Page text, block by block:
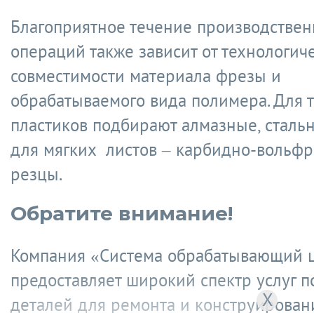
Благоприятное течение
операций также зависит от
совместимости материала фрезы и
обрабатываемого вида полимера. Для
пластиков подбирают алмазные,
для мягких листов – карбидно-
резцы.
Обратите внимание!
Компания «Система обрабатывающий
предоставляет широкий спектр услуг
деталей для ремонта и
X